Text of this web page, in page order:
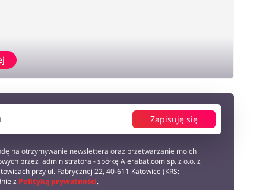
Zapisuję się
na otrzymywanie newslettera oraz przetwarzanie moich
przez administratora - spółkę Alerabat.com sp. z o.o. z
przy ul. Fabrycznej 22, 40-611 Katowice (KRS:
z Polityką prywatności.